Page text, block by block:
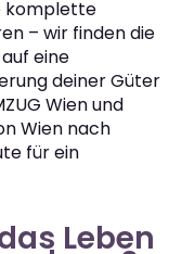
komplette
– wir finden die
eine
deiner Güter
Wien und
Wien nach
für ein
Leben